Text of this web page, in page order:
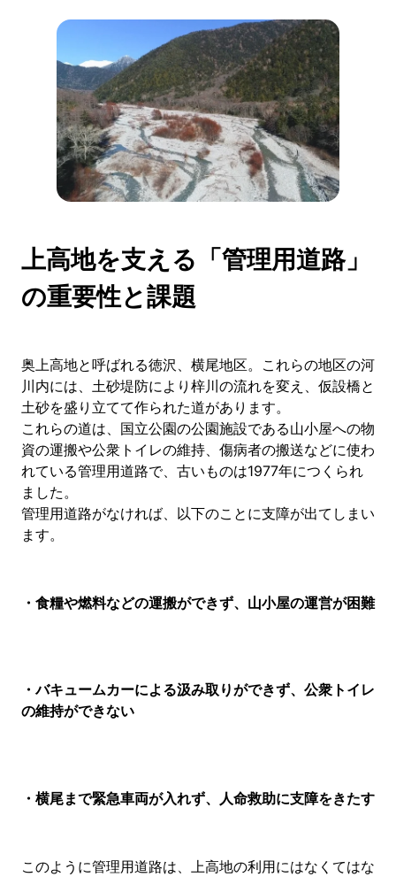
上高地を支える「管理用道路」
の重要性と課題
奥上高地と呼ばれる徳沢、横尾地区。これらの地区の河
川内には、土砂堤防により梓川の流れを変え、仮設橋と
土砂を盛り立てて作られた道があります。
これらの道は、国立公園の公園施設である山小屋への物
資の運搬や公衆トイレの維持、傷病者の搬送などに使わ
れている管理用道路で、古いものは1977年につくられ
ました。
管理用道路がなければ、以下のことに支障が出てしまい
ます。
・食糧や燃料などの運搬ができず、山小屋の運営が困難
・バキュームカーによる汲み取りができず、公衆トイレ
の維持ができない
・横尾まで緊急車両が入れず、人命救助に支障をきたす
このように管理用道路は、上高地の利用にはなくてはな